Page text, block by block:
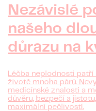
Nezávislé
našeho
důrazu na
Léčba neplodnosti
životě mnoha párů.
medicínské znalosti a
důvěru, bezpečí a
maximální pečlivostí.